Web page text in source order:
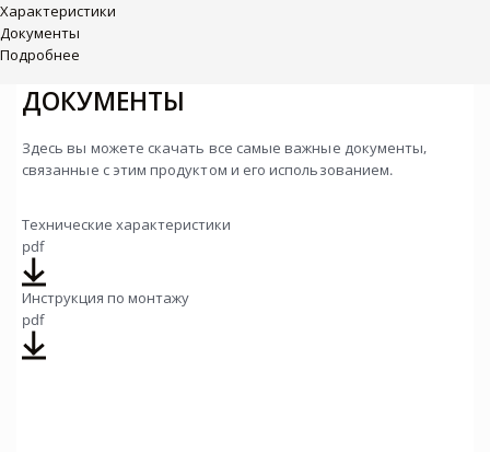
Характеристики
Документы
Подробнее
ДОКУМЕНТЫ
Здесь вы можете скачать все самые важные документы,
связанные с этим продуктом и его использованием.
Технические характеристики
pdf
Инструкция по монтажу
pdf